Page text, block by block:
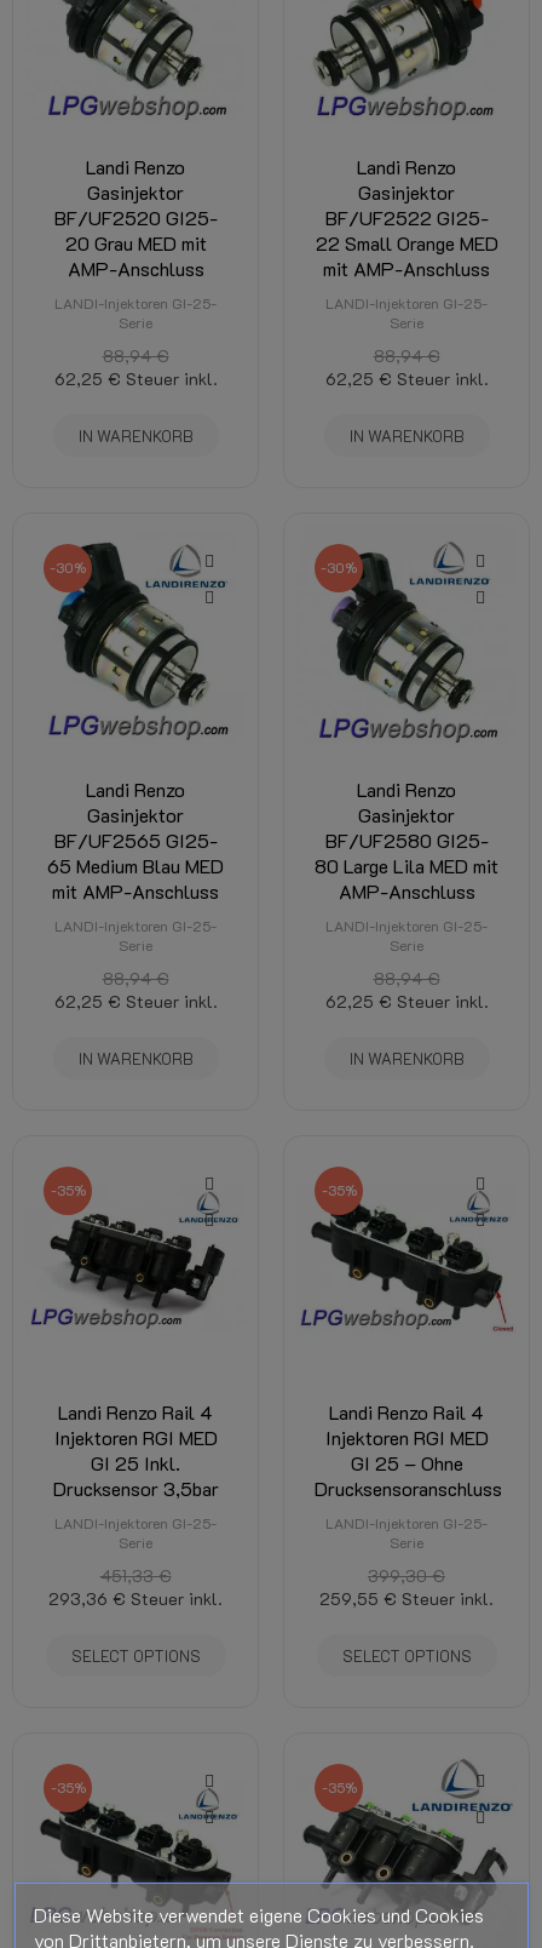
Landi Renzo
Gasinjektor
BF/UF2520 GI25-
20 Grau MED mit
AMP-Anschluss
LANDI-Injektoren GI-25-
Serie
88,94 €
62,25 € Steuer inkl.
IN WARENKORB
Landi Renzo
Gasinjektor
BF/UF2522 GI25-
22 Small Orange MED
mit AMP-Anschluss
LANDI-Injektoren GI-25-
Serie
88,94 €
62,25 € Steuer inkl.
IN WARENKORB
-30%
Landi Renzo
Gasinjektor
BF/UF2565 GI25-
65 Medium Blau MED
mit AMP-Anschluss
LANDI-Injektoren GI-25-
Serie
88,94 €
62,25 € Steuer inkl.
IN WARENKORB
-30%
Landi Renzo
Gasinjektor
BF/UF2580 GI25-
80 Large Lila MED mit
AMP-Anschluss
LANDI-Injektoren GI-25-
Serie
88,94 €
62,25 € Steuer inkl.
IN WARENKORB
-35%
Landi Renzo Rail 4
Injektoren RGI MED
GI 25 Inkl.
Drucksensor 3,5bar
LANDI-Injektoren GI-25-
Serie
451,33 €
293,36 € Steuer inkl.
SELECT OPTIONS
-35%
Landi Renzo Rail 4
Injektoren RGI MED
GI 25 – Ohne
Drucksensoranschluss
LANDI-Injektoren GI-25-
Serie
399,30 €
259,55 € Steuer inkl.
SELECT OPTIONS
-35% -35%
Diese Website verwendet eigene Cookies und Cookies
von Drittanbietern, um unsere Dienste zu verbessern.